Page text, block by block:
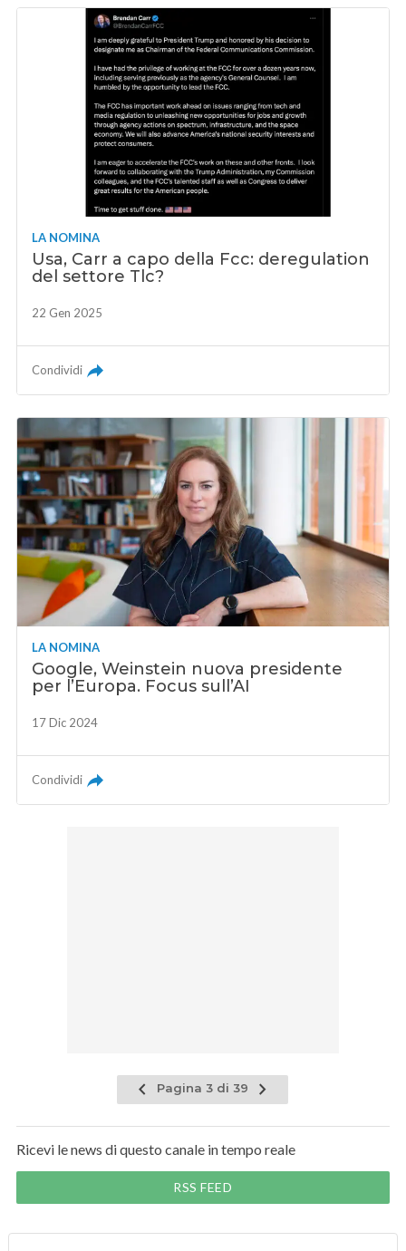
LA NOMINA
Usa, Carr a capo della Fcc: deregulation
del settore Tlc?
22 Gen 2025
Condividi
LA NOMINA
Google, Weinstein nuova presidente
per l’Europa. Focus sull’AI
17 Dic 2024
Condividi
Pagina 3 di 39
Ricevi le news di questo canale in tempo reale
RSS FEED